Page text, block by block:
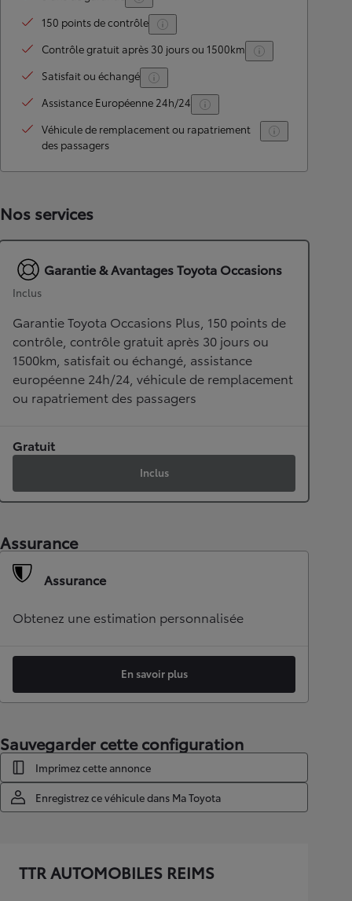
150 points de contrôle
Contrôle gratuit après 30 jours ou 1500km
Satisfait ou échangé
Assistance Européenne 24h/24
Véhicule de remplacement ou rapatriement
des passagers
Nos services
Garantie & Avantages Toyota Occasions
Inclus
Garantie Toyota Occasions Plus, 150 points de
contrôle, contrôle gratuit après 30 jours ou
1500km, satisfait ou échangé, assistance
européenne 24h/24, véhicule de remplacement
ou rapatriement des passagers
Gratuit
Inclus
Assurance
Assurance
Obtenez une estimation personnalisée
En savoir plus
Sauvegarder cette configuration
Imprimez cette annonce
Enregistrez ce véhicule dans Ma Toyota
TTR AUTOMOBILES REIMS